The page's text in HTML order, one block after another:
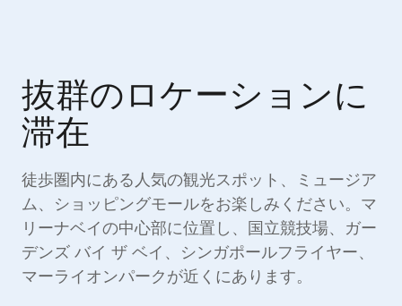
抜群のロケーションに
滞在
徒歩圏内にある人気の観光スポット、ミュージア
ム、ショッピングモールをお楽しみください。マ
リーナベイの中心部に位置し、国立競技場、ガー
デンズ バイ ザ ベイ、シンガポールフライヤー、
マーライオンパークが近くにあります。